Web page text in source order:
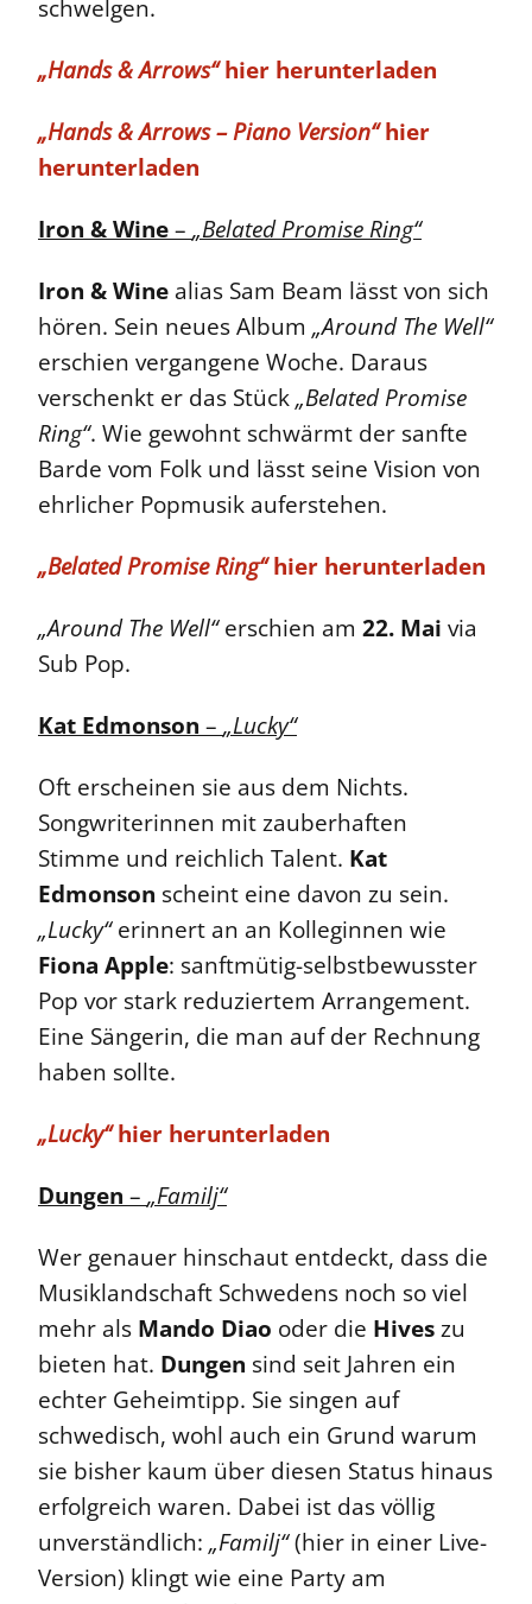
schwelgen.
„Hands & Arrows“hier herunterladen
„Hands & Arrows – Piano Version“hier
herunterladen
Iron & Wine– „Belated Promise Ring“
Iron & Wine alias Sam Beam lässt von sich
hören. Sein neues Album „Around The Well“
erschien vergangene Woche. Daraus
verschenkt er das Stück„Belated Promise
Ring“. Wie gewohnt schwärmt der sanfte
Barde vom Folk und lässt seine Vision von
ehrlicher Popmusik auferstehen.
„Belated Promise Ring“hier herunterladen
„Around The Well“erschien am 22. Mai via
Sub Pop.
Kat Edmonson – „Lucky“
Oft erscheinen sie aus dem Nichts.
Songwriterinnen mit zauberhaften
Stimme und reichlich Talent. Kat
Edmonson scheint eine davon zu sein.
„Lucky“erinnert an an Kolleginnen wie
Fiona Apple: sanftmütig-selbstbewusster
Pop vor stark reduziertem Arrangement.
Eine Sängerin, die man auf der Rechnung
haben sollte.
„Lucky“hier herunterladen
Dungen – „Familj“
Wer genauer hinschaut entdeckt, dass die
Musiklandschaft Schwedens noch so viel
mehr als Mando Diao oder die Hiveszu
bieten hat. Dungen sind seit Jahren ein
echter Geheimtipp. Sie singen auf
schwedisch, wohl auch ein Grund warum
sie bisher kaum über diesen Status hinaus
erfolgreich waren. Dabei ist das völlig
unverständlich: „Familj“(hier in einer Live-
Version) klingt wie eine Party am